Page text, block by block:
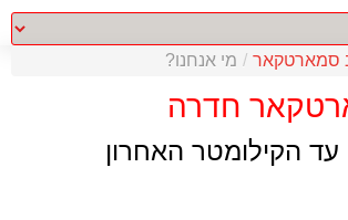
סמארטקאר / מי אנחנו?
חדרה
עד הקילומטר האחרון